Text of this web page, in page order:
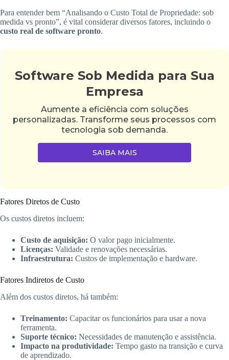
Para entender bem “Analisando o Custo Total de Propriedade: sob
medida vs pronto”, é vital considerar diversos fatores, incluindo o
custo real de software pronto.
Software Sob Medida para Sua
Empresa
Aumente a eficiência com soluções
personalizadas. Transforme seus processos com
tecnologia sob demanda.
SAIBA MAIS
Fatores Diretos de Custo
Os custos diretos incluem:
Custo de aquisição: O valor pago inicialmente.
Licenças: Validade e renovações necessárias.
Infraestrutura: Custos de implementação e hardware.
Fatores Indiretos de Custo
Além dos custos diretos, há também:
Treinamento: Capacitar os funcionários para usar a nova
ferramenta.
Suporte técnico: Necessidades de manutenção e assistência.
Impacto na produtividade: Tempo gasto na transição e curva
de aprendizado.